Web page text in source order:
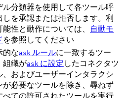
ル分類器を使用して各ツール呼
しを承認または拒否します。利
能性と動作については、 自動モ
を参照してください
的なask ルールに一致するツー
組織がask に設定 したコネクタツ
、およびユーザーインタラクシ
が必要なツールを除き、尋ねず
べての許可されたツールを実行